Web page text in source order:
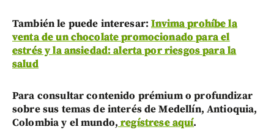
También le puede interesar:Invima prohíbe la
venta de un chocolate promocionado para el
estrés y la ansiedad: alerta por riesgos para la
salud
Para consultar contenido prémium o profundizar
sobre sus temas de interés de Medellín, Antioquia,
Colombia y el mundo, regístrese aquí.